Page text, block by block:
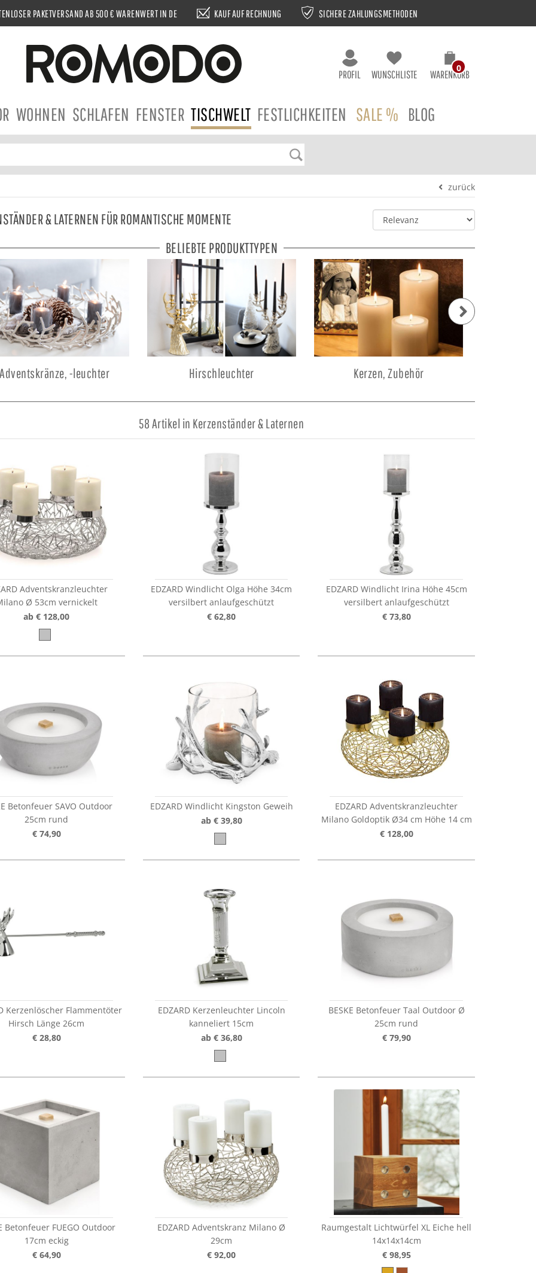
PAKETVERSAND AB 500 € WARENWERT IN DE KAUF AUF RECHNUNG SICHERE ZAHLUNGSMETHODEN
PROFIL WUNSCHLISTE WARENKORB
0
WOHNEN SCHLAFEN FENSTER TISCHWELT FESTLICHKEITEN SALE % BLOG
zurück
& LATERNEN FÜR ROMANTISCHE MOMENTE
BELIEBTE PRODUKTTYPEN
Adventskränze, -leuchter Hirschleuchter Kerzen, Zubehör
58 Artikel in Kerzenständer & Laternen
Adventskranzleuchter
Ø 53cm vernickelt
ab € 128,00
EDZARD Windlicht Olga Höhe 34cm
versilbert anlaufgeschützt
€ 62,80
EDZARD Windlicht Irina Höhe 45cm
versilbert anlaufgeschützt
€ 73,80
Betonfeuer SAVO Outdoor
25cm rund
€ 74,90
EDZARD Windlicht Kingston Geweih
ab € 39,80
EDZARD Adventskranzleuchter
Milano Goldoptik Ø34 cm Höhe 14 cm
€ 128,00
Kerzenlöscher Flammentöter
Hirsch Länge 26cm
€ 28,80
EDZARD Kerzenleuchter Lincoln
kanneliert 15cm
ab € 36,80
BESKE Betonfeuer Taal Outdoor Ø
25cm rund
€ 79,90
Betonfeuer FUEGO Outdoor
17cm eckig
€ 64,90
EDZARD Adventskranz Milano Ø
29cm
€ 92,00
Raumgestalt Lichtwürfel XL Eiche hell
14x14x14cm
€ 98,95